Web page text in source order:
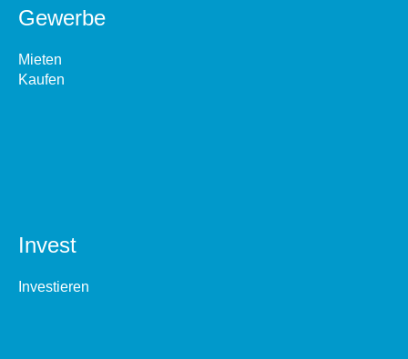
Gewerbe
Mieten
Kaufen
Invest
Investieren